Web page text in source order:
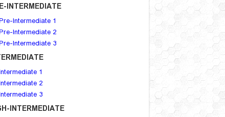
INTERMEDIATE
Intermediate 1
Intermediate 2
Intermediate 3
1
2
3
INTERMEDIATE